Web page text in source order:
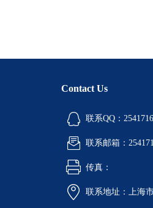
Contact Us
联系QQ：
联系邮箱：
传真：
联系地址：上海